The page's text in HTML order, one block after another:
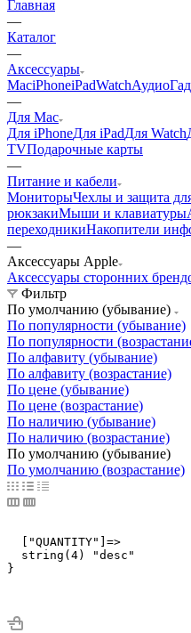
Главная
—
Каталог
—
Аксессуары
MaciPhoneiPadWatchАудио
—
Для Mac
Для iPhoneДля iPadДля Watch
TVПодарочные карты
—
Питание и кабели
МониторыЧехлы и защита
рюкзакиМыши и клавиатуры
переходникиНакопители
—
Аксессуары Apple
Аксессуары сторонних
Фильтр
По умолчанию (убывание)
По популярности (убывание)
По популярности
По алфавиту (убывание)
По алфавиту (возрастание)
По цене (убывание)
По цене (возрастание)
По наличию (убывание)
По наличию (возрастание)
По умолчанию (убывание)
По умолчанию (возрастание)
  ["QUANTITY"]=>
  string(4) "desc"
}